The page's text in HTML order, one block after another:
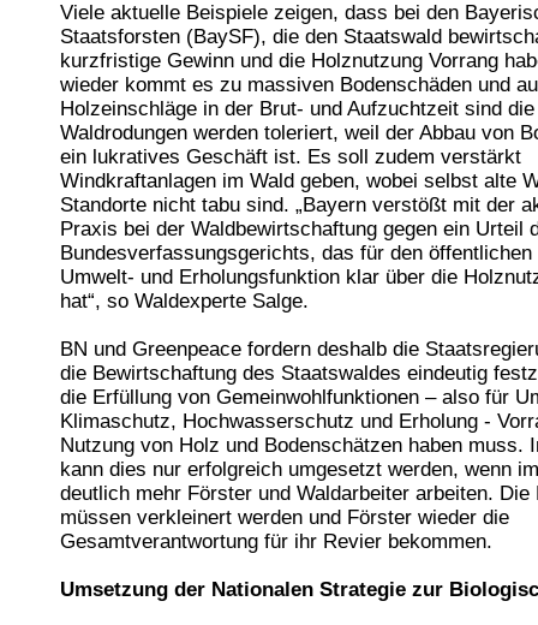
Viele aktuelle Beispiele zeigen, dass bei den
Staatsforsten (BaySF), die den Staatswald
kurzfristige Gewinn und die Holznutzung Vorrang
wieder kommt es zu massiven Bodenschäden und
Holzeinschläge in der Brut- und Aufzuchtzeit sind
Waldrodungen werden toleriert, weil der Abbau von
ein lukratives Geschäft ist. Es soll zudem verstärkt
Windkraftanlagen im Wald geben, wobei selbst alte
Standorte nicht tabu sind. „Bayern verstößt mit der
Praxis bei der Waldbewirtschaftung gegen ein Urteil
Bundesverfassungsgerichts, das für den öffentlichen
Umwelt- und Erholungsfunktion klar über die
hat“, so Waldexperte Salge.
BN und Greenpeace fordern deshalb die
die Bewirtschaftung des Staatswaldes eindeutig
die Erfüllung von Gemeinwohlfunktionen – also für
Klimaschutz, Hochwasserschutz und Erholung -
Nutzung von Holz und Bodenschätzen haben muss.
kann dies nur erfolgreich umgesetzt werden, wenn
deutlich mehr Förster und Waldarbeiter arbeiten. Die
müssen verkleinert werden und Förster wieder die
Gesamtverantwortung für ihr Revier bekommen.
Umsetzung der Nationalen Strategie zur